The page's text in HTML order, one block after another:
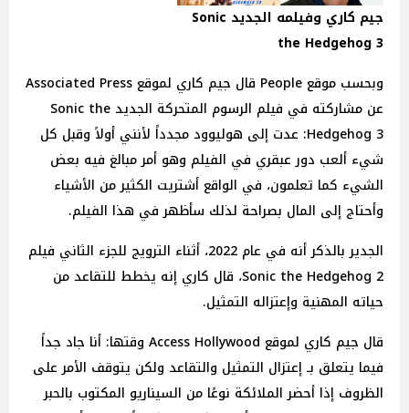
جيم كاري وفيلمه الجديد Sonic
the Hedgehog 3
وبحسب موقع People قال جيم كاري لموقع Associated Press
عن مشاركته في فيلم الرسوم المتحركة الجديد Sonic the
Hedgehog 3: عدت إلى هوليوود مجدداً لأنني أولاً وقبل كل
شيء ألعب دور عبقري في الفيلم وهو أمر مبالغ فيه بعض
الشيء كما تعلمون، في الواقع أشتريت الكثير من الأشياء
وأحتاج إلى المال بصراحة لذلك سأظهر في هذا الفيلم.
الجدير بالذكر أنه في عام 2022، أثناء الترويج للجزء الثاني فيلم
Sonic the Hedgehog 2، قال كاري إنه يخطط للتقاعد من
حياته المهنية وإعتزاله التمثيل.
قال جيم كاري لموقع Access Hollywood وقتها: أنا جاد جداً
فيما يتعلق بـ إعتزال التمثيل والتقاعد ولكن يتوقف الأمر على
الظروف إذا أحضر الملائكة نوعًا من السيناريو المكتوب بالحبر